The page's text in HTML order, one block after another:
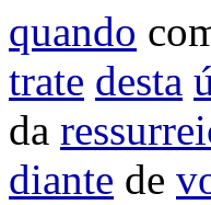
quando
trate desta
da
diante de